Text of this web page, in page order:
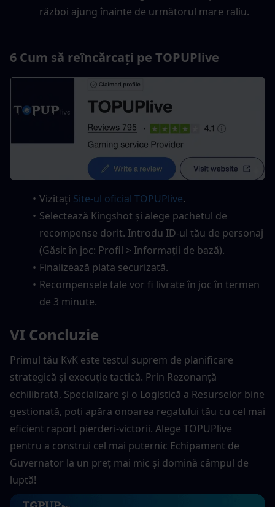
război ajung înainte de următorul mare raliu.
6 Cum să reîncărcați pe TOPUPlive
Vizitați Site-ul oficial TOPUPlive.
Selectează Kingshot și alege pachetul de
recompense dorit. Introdu ID-ul tău de personaj
(Găsit în joc: Profil > Informații de bază).
Finalizează plata securizată.
Recompensele tale vor fi livrate în joc în termen
de 3 minute.
VI Concluzie
Primul tău KvK este testul suprem de planificare
strategică și execuție tactică. Prin Rezonanță
echilibrată, Specializare și o Logistică a Resurselor bine
gestionată, poți apăra onoarea regatului tău cu cel mai
eficient raport pierderi-victorii. Alege TOPUPlive
pentru a construi cel mai puternic Echipament de
Guvernator la un preț mai mic și domină câmpul de
luptă!